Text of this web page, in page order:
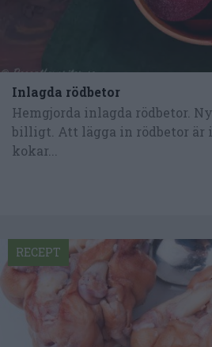
Inlagda rödbetor
Hemgjorda inlagda rödbetor.
billigt. Att lägga in rödbetor är
kokar...
RECEPT